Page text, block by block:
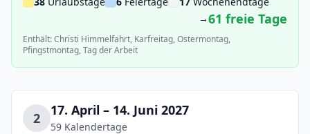
→61 freie Tage
Enthält: Christi Himmelfahrt, Karfreitag, Ostermontag,
Pfingstmontag, Tag der Arbeit
2 17. April – 14. Juni 2027
59 Kalendertage